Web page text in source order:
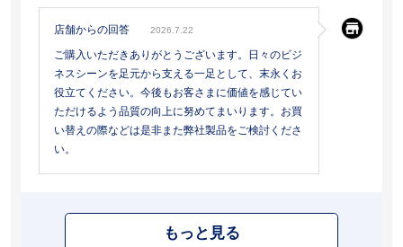
店舗からの回答 2026.7.22
ご購入いただきありがとうございます。日々のビジ
ネスシーンを足元から支える一足として、末永くお
役立てください。今後もお客さまに価値を感じてい
ただけるよう品質の向上に努めてまいります。お買
い替えの際などは是非また弊社製品をご検討くださ
い。
もっと見る